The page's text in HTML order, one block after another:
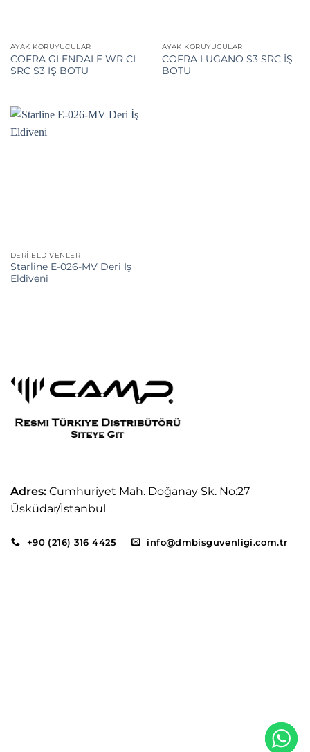
AYAK KORUYUCULAR
COFRA GLENDALE WR CI
SRC S3 İŞ BOTU
AYAK KORUYUCULAR
COFRA LUGANO S3 SRC İŞ
BOTU
DERI ELDIVENLER
Starline E-026-MV Deri İş
Eldiveni
Adres: Cumhuriyet Mah. Doğanay Sk. No:27
Üsküdar/İstanbul
+90 (216) 316 4425 info@dmbisguvenligi.com.tr